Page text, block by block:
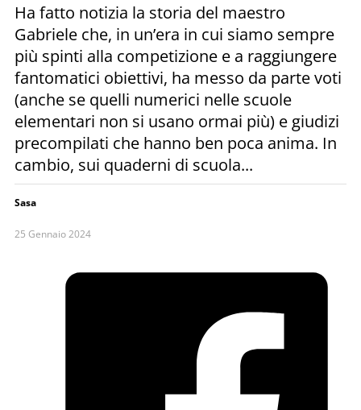
Ha fatto notizia la storia del maestro
Gabriele che, in un’era in cui siamo sempre
più spinti alla competizione e a raggiungere
fantomatici obiettivi, ha messo da parte voti
(anche se quelli numerici nelle scuole
elementari non si usano ormai più) e giudizi
precompilati che hanno ben poca anima. In
cambio, sui quaderni di scuola...
Sasa
25 Gennaio 2024